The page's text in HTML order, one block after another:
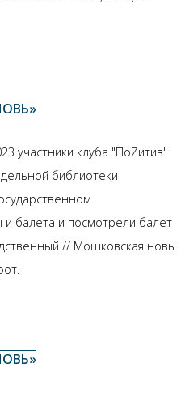
участники клуба "ПоZитив"
библиотеки
балета и посмотрели балет
// Мошковская новь